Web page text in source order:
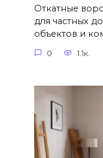
Откатные
для частных
объектов и
0 1.1к.